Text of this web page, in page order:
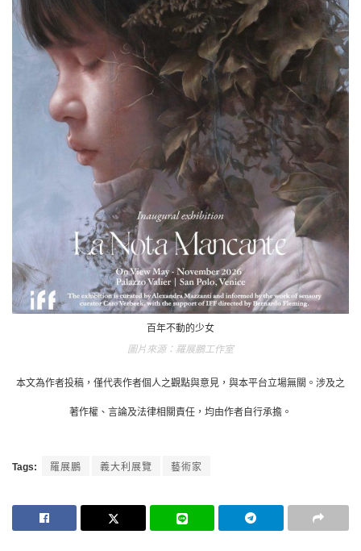
百年不動的少女
羅展鵬工作室
本文為作者投稿，僅代表作者個人之觀點與意見，與本平台立場無關。涉及之
著作權、言論及法律相關責任，均由作者自行承擔。
Tags: 羅展鵬 義大利展覽 藝術家